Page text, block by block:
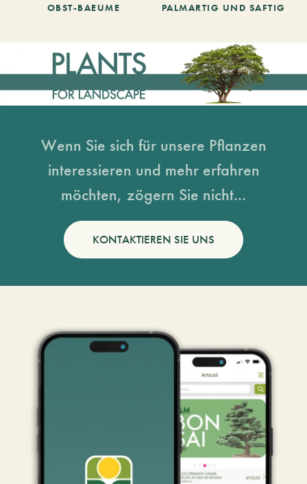
OBST-BAEUME PALMARTIG UND SAFTIG
Wenn Sie sich für unsere Pflanzen
interessieren und mehr erfahren
möchten, zögern Sie nicht...
KONTAKTIEREN SIE UNS